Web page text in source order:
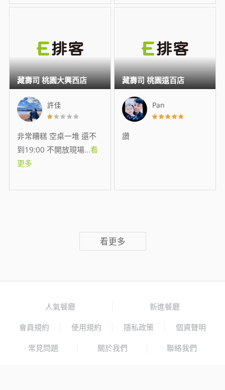
許佳
非常糟糕 空桌一堆 還不
到19:00 不開放現場...看
更多
藏壽司 桃園大興西店
Pan
讚
藏壽司 桃園遠百店
看更多
人氣餐廳 新進餐廳
會員規約 使用規約 隱私政策 個資聲明
常見問題 關於我們 聯絡我們